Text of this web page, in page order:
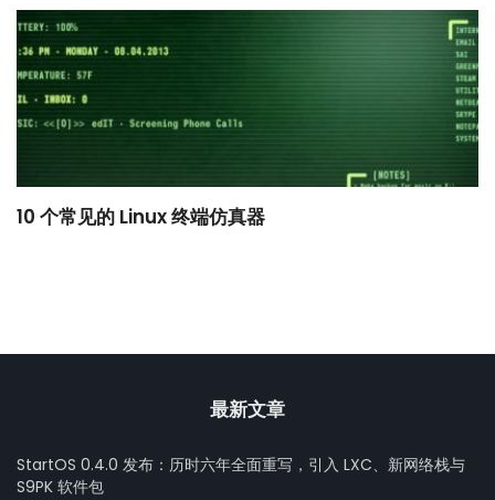
10 个常见的 Linux 终端仿真器
最新文章
StartOS 0.4.0 发布：历时六年全面重写，引入 LXC、新网络栈与
S9PK 软件包